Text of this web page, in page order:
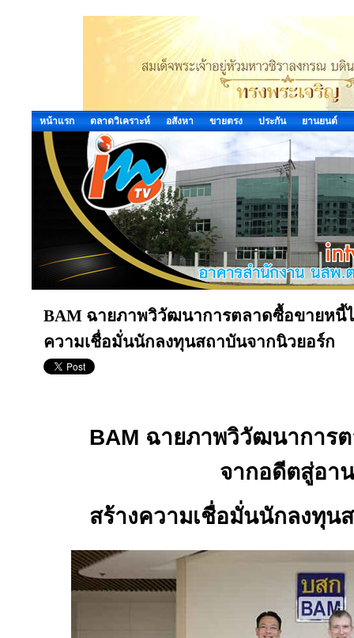
หน้าแรก ตลาดวิเคราะห์ อสังหา ขายตรง ประกัน ยานยนต์
BAM ฉายภาพวิวัฒนาการตลาดซื้อขายหนี้
ความเชื่อมั่นนักลงทุนสถาบันจากนิวยอร์ก
BAM ฉายภาพวิวัฒนาการ
จากอดีตสู่อา
สร้างความเชื่อมั่นนักลงทุน